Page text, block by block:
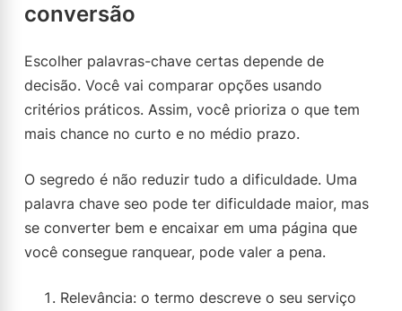
conversão
Escolher palavras-chave certas depende de
decisão. Você vai comparar opções usando
critérios práticos. Assim, você prioriza o que tem
mais chance no curto e no médio prazo.
O segredo é não reduzir tudo a dificuldade. Uma
palavra chave seo pode ter dificuldade maior, mas
se converter bem e encaixar em uma página que
você consegue ranquear, pode valer a pena.
Relevância: o termo descreve o seu serviço